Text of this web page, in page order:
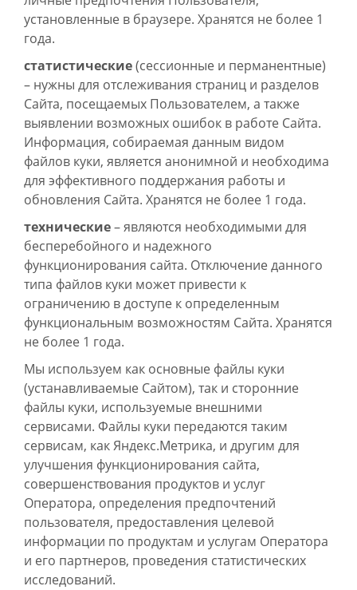
установленные в браузере. Хранятся не более 1
года.
статистические(сессионные и перманентные)
– нужны для отслеживания страниц и разделов
Сайта, посещаемых Пользователем, а также
выявлении возможных ошибок в работе Сайта.
Информация, собираемая данным видом
файлов куки, является анонимной и необходима
для эффективного поддержания работы и
обновления Сайта. Хранятся не более 1 года.
технические– являются необходимыми для
бесперебойного и надежного
функционирования сайта. Отключение данного
типа файлов куки может привести к
ограничению в доступе к определенным
функциональным возможностям Сайта. Хранятся
не более 1 года.
Мы используем как основные файлы куки
(устанавливаемые Сайтом), так и сторонние
файлы куки, используемые внешними
сервисами. Файлы куки передаются таким
сервисам, как Яндекс.Метрика, и другим для
улучшения функционирования сайта,
совершенствования продуктов и услуг
Оператора, определения предпочтений
пользователя, предоставления целевой
информации по продуктам и услугам Оператора
и его партнеров, проведения статистических
исследований.